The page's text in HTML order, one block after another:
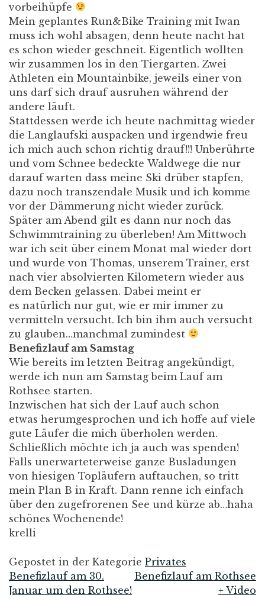
vorbeihüpfe
Mein geplantes Run&Bike Training mit Iwan
muss ich wohl absagen, denn heute nacht hat
es schon wieder geschneit. Eigentlich wollten
wir zusammen los in den Tiergarten. Zwei
Athleten ein Mountainbike, jeweils einer von
uns darf sich drauf ausruhen während der
andere läuft.
Stattdessen werde ich heute nachmittag wieder
die Langlaufski auspacken und irgendwie freu
ich mich auch schon richtig drauf!!! Unberührte
und vom Schnee bedeckte Waldwege die nur
darauf warten dass meine Ski drüber stapfen,
dazu noch transzendale Musik und ich komme
vor der Dämmerung nicht wieder zurück.
Später am Abend gilt es dann nur noch das
Schwimmtraining zu überleben! Am Mittwoch
war ich seit über einem Monat mal wieder dort
und wurde von Thomas, unserem Trainer, erst
nach vier absolvierten Kilometern wieder aus
dem Becken gelassen. Dabei meint er
es natürlich nur gut, wie er mir immer zu
vermitteln versucht. Ich bin ihm auch versucht
zu glauben…manchmal zumindest
Benefizlauf am Samstag
Wie bereits im letzten Beitrag angekündigt,
werde ich nun am Samstag beim Lauf am
Rothsee starten.
Inzwischen hat sich der Lauf auch schon
etwas herumgesprochen und ich hoffe auf viele
gute Läufer die mich überholen werden.
Schließlich möchte ich ja auch was spenden!
Falls unerwarteterweise ganze Busladungen
von hiesigen Topläufern auftauchen, so tritt
mein Plan B in Kraft. Dann renne ich einfach
über den zugefrorenen See und kürze ab…haha
schönes Wochenende!
krelli
Gepostet in der Kategorie Privates
Beitrags-
Benefizlauf am 30.
Januar um den Rothsee!
Benefizlauf am Rothsee
+ Video